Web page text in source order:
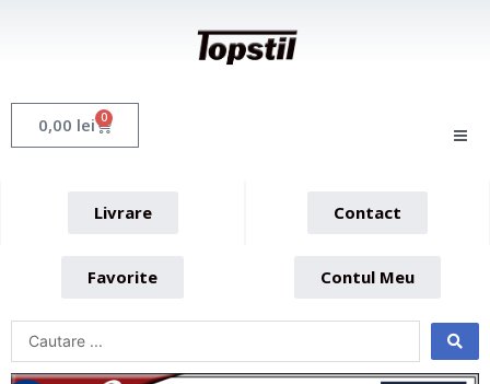
0,00 lei 0 Cart
Livrare Contact
Favorite Contul Meu